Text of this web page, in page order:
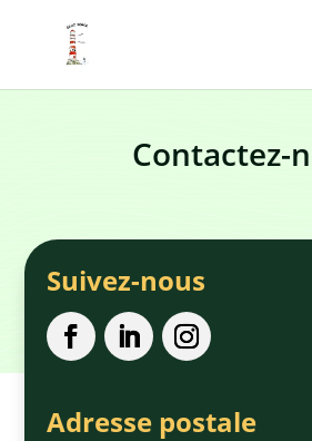
Contactez-
Suivez-nous
Adresse postale